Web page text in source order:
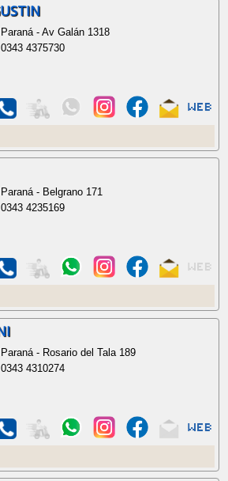
Paraná - Av Galán 1318
0343 4375730
Paraná - Belgrano 171
0343 4235169
Paraná - Rosario del Tala 189
0343 4310274